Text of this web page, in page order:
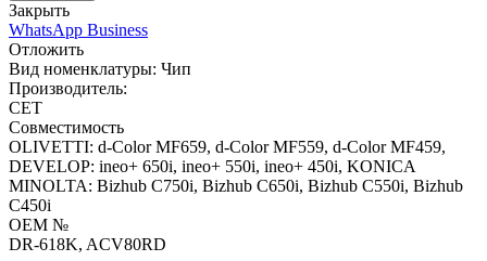
Закрыть
WhatsApp Business
Отложить
Вид номенклатуры: Чип
Производитель:
CET
Совместимость
OLIVETTI: d-Color MF659, d-Color MF559, d-Color MF459,
DEVELOP: ineo+ 650i, ineo+ 550i, ineo+ 450i, KONICA
MINOLTA: Bizhub C750i, Bizhub C650i, Bizhub C550i, Bizhub
C450i
OEM №
DR-618K, ACV80RD